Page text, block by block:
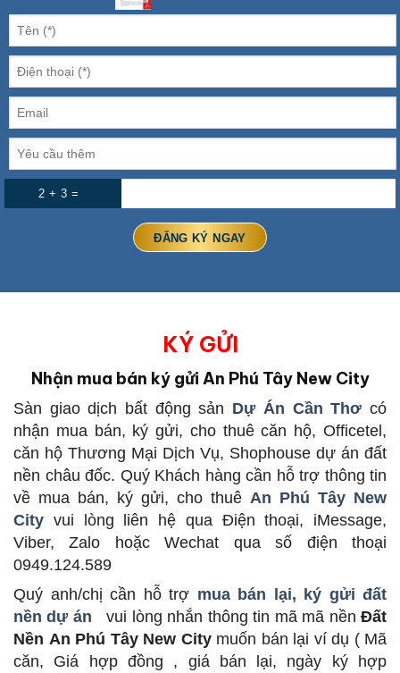
2 + 3 =
KÝ GỬI
Nhận mua bán ký gửi An Phú Tây New City
Sàn giao dịch bất động sản Dự Án Cần Thơ có
nhận mua bán, ký gửi, cho thuê căn hộ, Officetel,
căn hộ Thương Mại Dịch Vụ, Shophouse dự án đất
nền châu đốc. Quý Khách hàng cần hỗ trợ thông tin
về mua bán, ký gửi, cho thuê An Phú Tây New
City vui lòng liên hệ qua Điện thoại, iMessage,
Viber, Zalo hoặc Wechat qua số điện thoại
0949.124.589
Quý anh/chị cần hỗ trợ mua bán lại, ký gửi đất
nền dự án
vui lòng nhắn thông tin mã mã nềnĐất
Nền An Phú Tây New Citymuốn bán lại ví dụ ( Mã
căn, Giá hợp đồng , giá bán lại, ngày ký hợp